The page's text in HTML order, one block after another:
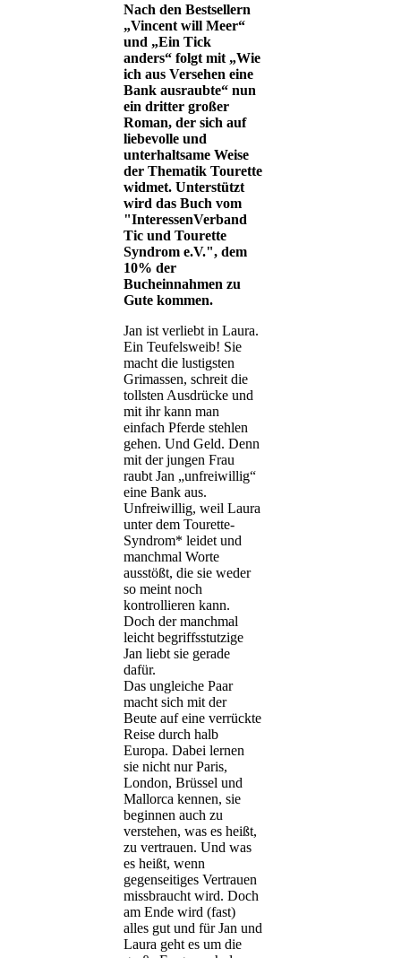
Nach den Bestsellern
„Vincent will Meer“
und „Ein Tick
anders“ folgt mit „Wie
ich aus Versehen eine
Bank ausraubte“ nun
ein dritter großer
Roman, der sich auf
liebevolle und
unterhaltsame Weise
der Thematik Tourette
widmet. Unterstützt
wird das Buch vom
"InteressenVerband
Tic und Tourette
Syndrom e.V.", dem
10% der
Bucheinnahmen zu
Gute kommen.
Jan ist verliebt in Laura.
Ein Teufelsweib! Sie
macht die lustigsten
Grimassen, schreit die
tollsten Ausdrücke und
mit ihr kann man
einfach Pferde stehlen
gehen. Und Geld. Denn
mit der jungen Frau
raubt Jan „unfreiwillig“
eine Bank aus.
Unfreiwillig, weil Laura
unter dem Tourette-
Syndrom* leidet und
manchmal Worte
ausstößt, die sie weder
so meint noch
kontrollieren kann.
Doch der manchmal
leicht begriffsstutzige
Jan liebt sie gerade
dafür.
Das ungleiche Paar
macht sich mit der
Beute auf eine verrückte
Reise durch halb
Europa. Dabei lernen
sie nicht nur Paris,
London, Brüssel und
Mallorca kennen, sie
beginnen auch zu
verstehen, was es heißt,
zu vertrauen. Und was
es heißt, wenn
gegenseitiges Vertrauen
missbraucht wird. Doch
am Ende wird (fast)
alles gut und für Jan und
Laura geht es um die